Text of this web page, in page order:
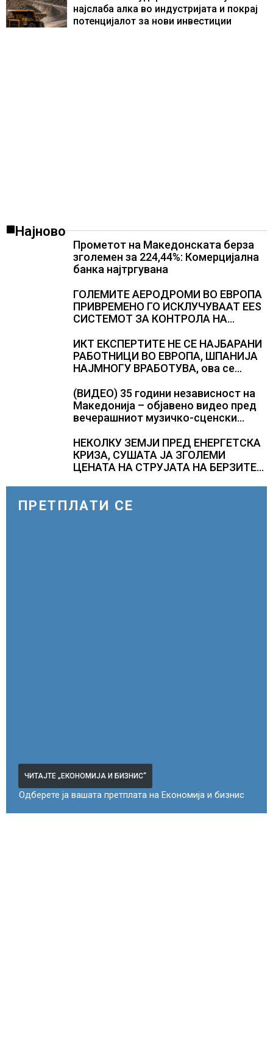
најслаба алка во индустријата и покрај
потенцијалот за нови инвестиции
Најново
Прометот на Македонската берза
зголемен за 224,44%: Комерцијална
банка најтргувана
ГОЛЕМИТЕ АЕРОДРОМИ ВО ЕВРОПА
ПРИВРЕМЕНО ГО ИСКЛУЧУВААТ ЕЕS
СИСТЕМОТ ЗА КОНТРОЛА НА
забавуваат протокот на патници на
аеродромите и предизвикува долги
редици
ИКТ ЕКСПЕРТИТЕ НЕ СЕ НАЈБАРАНИ
РАБОТНИЦИ ВО ЕВРОПА, ШПАНИЈА
НАЈМНОГУ ВРАБОТУВА, oва се
година
(ВИДЕО) 35 години независност на
Македонија – објавено видео пред
вечерашниот музичко-сценски
НЕКОЛКУ ЗЕМЈИ ПРЕД ЕНЕРГЕТСКА
КРИЗА, СУШАТА ЈА ЗГОЛЕМИ
ЦЕНАТА НА СТРУЈАТА НА БЕРЗИТЕ
ПРЕТПЛАТИ СЕ
ЧИТАЈТЕ „ЕКОНОМИЈА И БИЗНИС“
Одберете ја вашата претплата на Економија и бизнис